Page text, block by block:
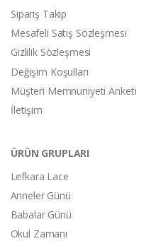
Sipariş Takip
Mesafeli Satış Sözleşmesi
Gizlilik Sözleşmesi
Değişim Koşulları
Müşteri Memnuniyeti Anketi
İletişim
ÜRÜN GRUPLARI
Lefkara Lace
Anneler Günü
Babalar Günü
Okul Zamanı